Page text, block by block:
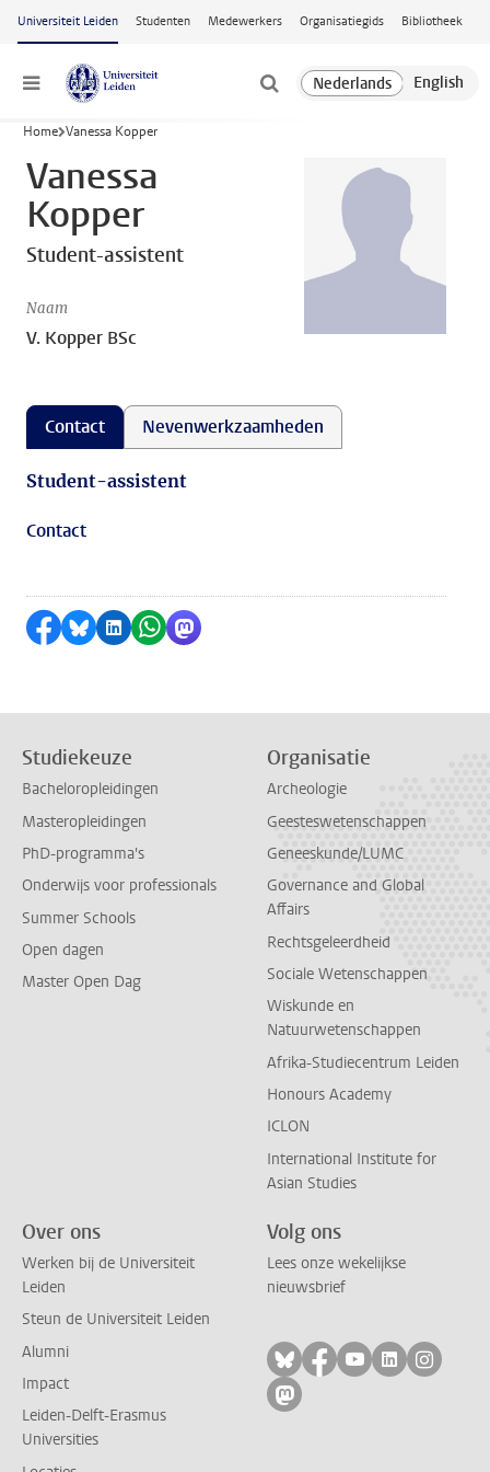
Ga naar hoofdinhoud
Universiteit Leiden Studenten Medewerkers Organisatiegids Bibliotheek
Menu
Home Vanessa Kopper
Vanessa
Kopper
Student-assistent
Naam
V. Kopper BSc
Contact Nevenwerkzaamheden
Student-assistent
Contact
Delen op Facebook
Delen via Bluesky
Delen op LinkedIn
Delen via WhatsApp
Delen via Mastodon
Studiekeuze
Bacheloropleidingen
Masteropleidingen
PhD-programma's
Onderwijs voor professionals
Summer Schools
Open dagen
Master Open Dag
Organisatie
Archeologie
Geesteswetenschappen
Geneeskunde/LUMC
Governance and Global
Affairs
Rechtsgeleerdheid
Sociale Wetenschappen
Wiskunde en
Natuurwetenschappen
Afrika-Studiecentrum Leiden
Honours Academy
ICLON
International Institute for
Asian Studies
Over ons
Werken bij de Universiteit
Leiden
Steun de Universiteit Leiden
Alumni
Impact
Leiden-Delft-Erasmus
Universities
Volg ons
Lees onze wekelijkse
nieuwsbrief
Volg ons op bluesky
Volg ons op
Volg ons op
Volg ons
Volg
Volg ons op mastodon